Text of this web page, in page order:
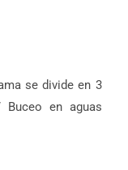
se divide en 3
en aguas